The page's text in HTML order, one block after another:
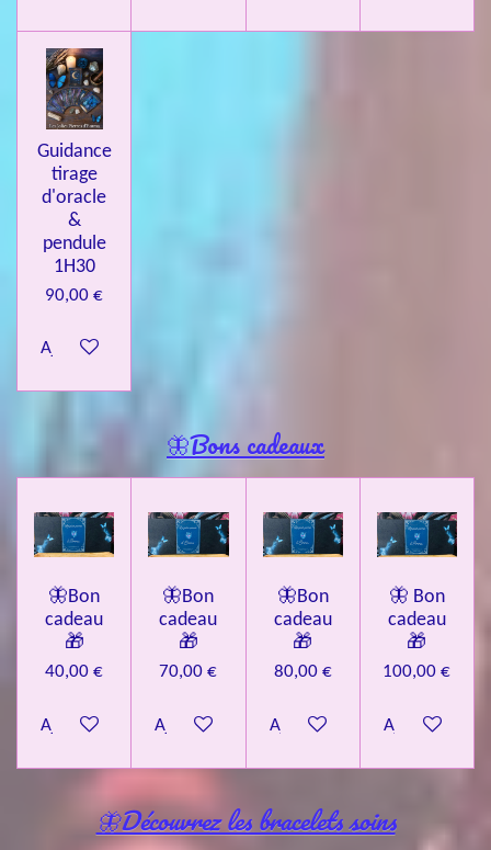
Guidance
tirage
d'oracle
&
pendule
1H30
90,00 €
Ajouter au panier
🦋Bons cadeaux
🦋Bon
cadeau
🎁
40,00 €
Ajouter au panier
🦋Bon
cadeau
🎁
70,00 €
Ajouter au panier
🦋Bon
cadeau
🎁
80,00 €
Ajouter au panier
🦋 Bon
cadeau
🎁
100,00 €
Ajouter au
🦋Découvrez les bracelets soins